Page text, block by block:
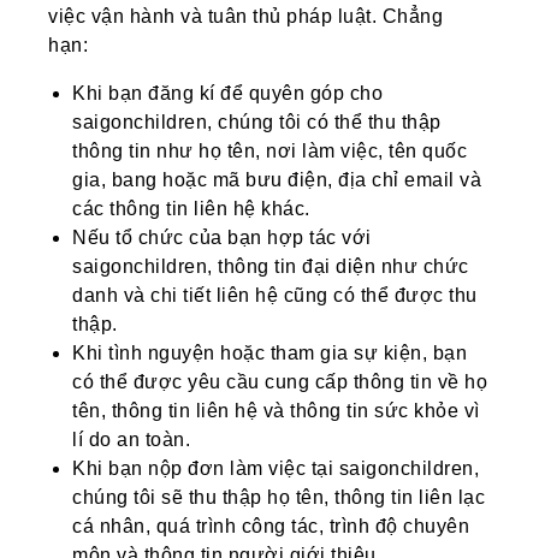
việc vận hành và tuân thủ pháp luật. Chẳng
hạn:
Khi bạn đăng kí để quyên góp cho
saigonchildren, chúng tôi có thể thu thập
thông tin như họ tên, nơi làm việc, tên quốc
gia, bang hoặc mã bưu điện, địa chỉ email và
các thông tin liên hệ khác.
Nếu tổ chức của bạn hợp tác với
saigonchildren, thông tin đại diện như chức
danh và chi tiết liên hệ cũng có thể được thu
thập.
Khi tình nguyện hoặc tham gia sự kiện, bạn
có thể được yêu cầu cung cấp thông tin về họ
tên, thông tin liên hệ và thông tin sức khỏe vì
lí do an toàn.
Khi bạn nộp đơn làm việc tại saigonchildren,
chúng tôi sẽ thu thập họ tên, thông tin liên lạc
cá nhân, quá trình công tác, trình độ chuyên